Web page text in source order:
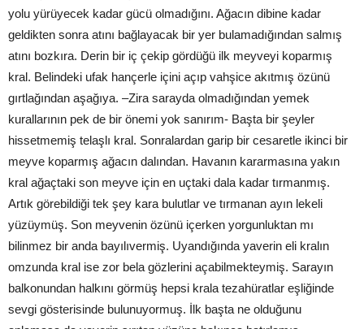
yolu yürüyecek kadar gücü olmadığını. Ağacın dibine kadar
geldikten sonra atını bağlayacak bir yer bulamadığından salmış
atını bozkıra. Derin bir iç çekip gördüğü ilk meyveyi koparmış
kral. Belindeki ufak hançerle içini açıp vahşice akıtmış özünü
gırtlağından aşağıya. –Zira sarayda olmadığından yemek
kurallarının pek de bir önemi yok sanırım- Başta bir şeyler
hissetmemiş telaşlı kral. Sonralardan garip bir cesaretle ikinci bir
meyve koparmış ağacın dalından. Havanın kararmasına yakın
kral ağaçtaki son meyve için en uçtaki dala kadar tırmanmış.
Artık görebildiği tek şey kara bulutlar ve tırmanan ayın lekeli
yüzüymüş. Son meyvenin özünü içerken yorgunluktan mı
bilinmez bir anda bayılıvermiş. Uyandığında yaverin eli kralın
omzunda kral ise zor bela gözlerini açabilmekteymiş. Sarayın
balkonundan halkını görmüş hepsi krala tezahüratlar eşliğinde
sevgi gösterisinde bulunuyormuş. İlk başta ne olduğunu